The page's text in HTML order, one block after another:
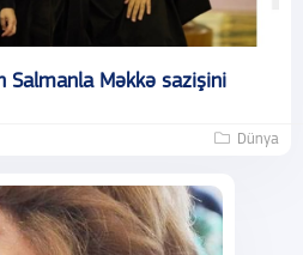
Salmanla Məkkə sazişini
Dünya